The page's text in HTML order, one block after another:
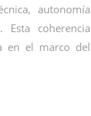
autonomía
coherencia
en el marco del